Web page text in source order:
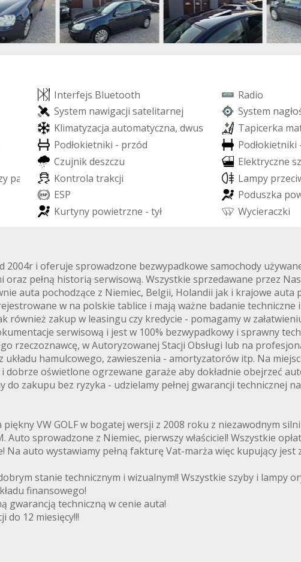
Interfejs Bluetooth Radio
System nawigacji satelitarnej System nagło
Klimatyzacja automatyczna, dwust owa Tapicerka ma
Podłokietniki - przód Podłokietniki
Czujnik deszczu Elektryczne sz
y pa wa niu)
Kontrola trakcji Lampy przeci
ESP Poduszka po
Kurtyny powietrzne - tył Wycieraczki
2004r i oferuje sprowadzone bezwypadkowe samochody
pełną historią serwisową. Wszystkie sprzedawane przez
auta pochodzące z Niemiec, Belgii, Holandii jak i krajowe
w na polskie tablice i mają ważne badanie
również zakup w leasingu czy kredycie - pomagamy w
serwisową i jest w 100% bezwypadkowy i sprawny
rzeczoznawcę, w Autoryzowanej Stacji Obsługi lub na
hamulcowego, zawieszenia - amortyzatorów itp. Na
oświetlone ogrzewane garaże aby dokładnie obejrzeć
do zakupu bez ryzyka - udzielamy pełnej gwarancji technicznej
VW GOLF w bogatej wersji z 2008 roku z niezawodnym
Auto sprowadzone z Niemiec, pierwszy właściciel! Wszystkie
Na auto wystawiamy pełną fakturę Vat-marża więc kupujący jest
stanie technicznym i wizualnym!! Wszystkie szyby i lampy
finansowego!
gwarancją techniczną w cenie auta!
do 12 miesięcy!!!